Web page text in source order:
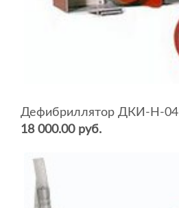
Дефибриллятор ДКИ-Н-04
18 000.00 руб.